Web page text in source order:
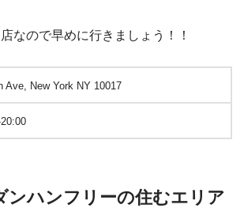
なので早めに行きましょう！！
Ave, New York NY 10017
ンハンフリーの住むエリア